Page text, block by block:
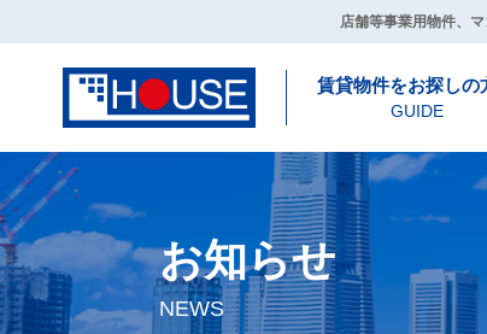
店舗等事業用物件、
賃貸物件をお探しの
GUIDE
お知らせ
NEWS